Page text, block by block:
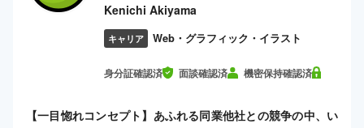
Kenichi Akiyama
キャリア Web・グラフィック・イラスト
身分証確認済 面談確認済 機密保持確認済
【一目惚れコンセプト】あふれる同業他社との競争の中、い